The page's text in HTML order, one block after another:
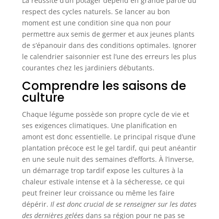
respect des cycles naturels. Se lancer au bon
moment est une condition sine qua non pour
permettre aux semis de germer et aux jeunes plants
de s’épanouir dans des conditions optimales. Ignorer
le calendrier saisonnier est l’une des erreurs les plus
courantes chez les jardiniers débutants.
Comprendre les saisons de
culture
Chaque légume possède son propre cycle de vie et
ses exigences climatiques. Une planification en
amont est donc essentielle. Le principal risque d’une
plantation précoce est le gel tardif, qui peut anéantir
en une seule nuit des semaines d’efforts. À l’inverse,
un démarrage trop tardif expose les cultures à la
chaleur estivale intense et à la sécheresse, ce qui
peut freiner leur croissance ou même les faire
dépérir. Il est donc crucial de se renseigner sur les dates
des dernières geléesdans sa région pour ne pas se